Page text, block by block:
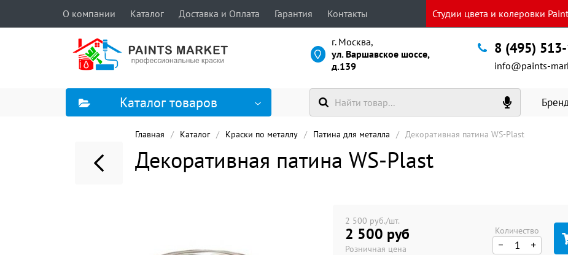
О компании Каталог Доставка и Оплата Гарантия Контакты Студии цвета и колеровки
г. Москва,
ул. Варшавское шоссе,
д.139
8 (495)
info@paints-
Каталог товаров
Главная Каталог Краски по металлу Патина для металла Декоративная патина WS-Plast
Декоративная патина WS-Plast
2 500 руб./шт.
2 500 руб
Розничная цена
Количество